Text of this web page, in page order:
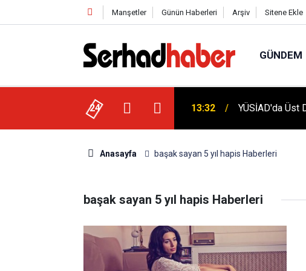
Manşetler Günün Haberleri Arşiv Sitene Ekle
GÜNDEM
24 12:55 TFF'den Resmi
Anasayfa başak sayan 5 yıl hapis Haberleri
başak sayan 5 yıl hapis Haberleri